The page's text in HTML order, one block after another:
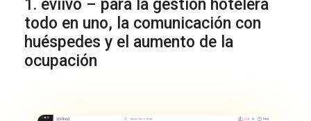
1. eviivo – para la gestión hotelera
todo en uno, la comunicación con
huéspedes y el aumento de la
ocupación